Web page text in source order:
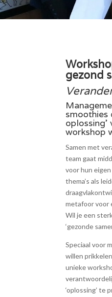
gezond
smoothies
workshop
Samen met
team gaat
voor hun
thema’s als
metafoor voor
Wil je een
‘gezonde
Speciaal voor
willen
unieke
‘oplossing’ te